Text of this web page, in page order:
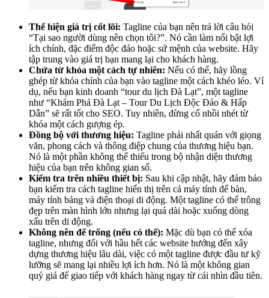
Thể hiện giá trị cốt lõi: Tagline của bạn nên trả lời câu hỏi
“Tại sao người dùng nên chọn tôi?”. Nó cần làm nổi bật lợi
ích chính, đặc điểm độc đáo hoặc sứ mệnh của website. Hãy
tập trung vào giá trị bạn mang lại cho khách hàng.
Chứa từ khóa một cách tự nhiên: Nếu có thể, hãy lồng
ghép từ khóa chính của bạn vào tagline một cách khéo léo. Ví
dụ, nếu bạn kinh doanh “tour du lịch Đà Lạt”, một tagline
như “Khám Phá Đà Lạt – Tour Du Lịch Độc Đáo & Hấp
Dẫn” sẽ rất tốt cho SEO. Tuy nhiên, đừng cố nhồi nhét từ
khóa một cách gượng ép.
Đồng bộ với thương hiệu: Tagline phải nhất quán với giọng
văn, phong cách và thông điệp chung của thương hiệu bạn.
Nó là một phần không thể thiếu trong bộ nhận diện thương
hiệu của bạn trên không gian số.
Kiểm tra trên nhiều thiết bị: Sau khi cập nhật, hãy đảm bảo
bạn kiểm tra cách tagline hiển thị trên cả máy tính để bàn,
máy tính bảng và điện thoại di động. Một tagline có thể trông
đẹp trên màn hình lớn nhưng lại quá dài hoặc xuống dòng
xấu trên di động.
Không nên để trống (nếu có thể): Mặc dù bạn có thể xóa
tagline, nhưng đối với hầu hết các website hướng đến xây
dựng thương hiệu lâu dài, việc có một tagline được đầu tư kỹ
lưỡng sẽ mang lại nhiều lợi ích hơn. Nó là một không gian
quý giá để giao tiếp với khách hàng ngay từ cái nhìn đầu tiên.